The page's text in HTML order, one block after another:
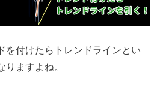
を付けたらトレンドラインとい
りますよね。